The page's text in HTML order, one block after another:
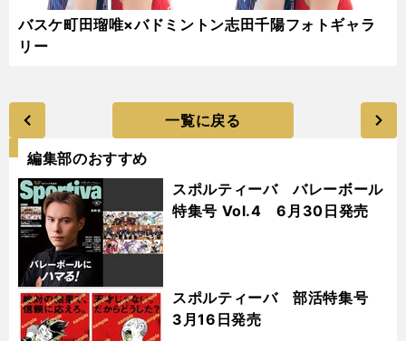
バスケ町田瑠唯×バドミントン志田千陽フォトギャラ
リー
一覧に戻る
編集部のおすすめ
スポルティーバ バレーボール
特集号 Vol.4 6月30日発売
スポルティーバ 部活特集号
3月16日発売